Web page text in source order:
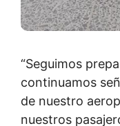
“Seguimos
continuamos
de nuestro
nuestros